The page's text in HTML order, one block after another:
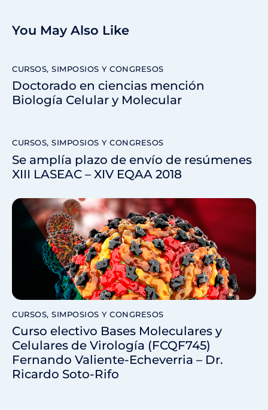
You May Also Like
CURSOS, SIMPOSIOS Y CONGRESOS
Doctorado en ciencias mención
Biología Celular y Molecular
CURSOS, SIMPOSIOS Y CONGRESOS
Se amplía plazo de envío de resúmenes
XIII LASEAC – XIV EQAA 2018
CURSOS, SIMPOSIOS Y CONGRESOS
Curso electivo Bases Moleculares y
Celulares de Virología (FCQF745)
Fernando Valiente-Echeverria – Dr.
Ricardo Soto-Rifo